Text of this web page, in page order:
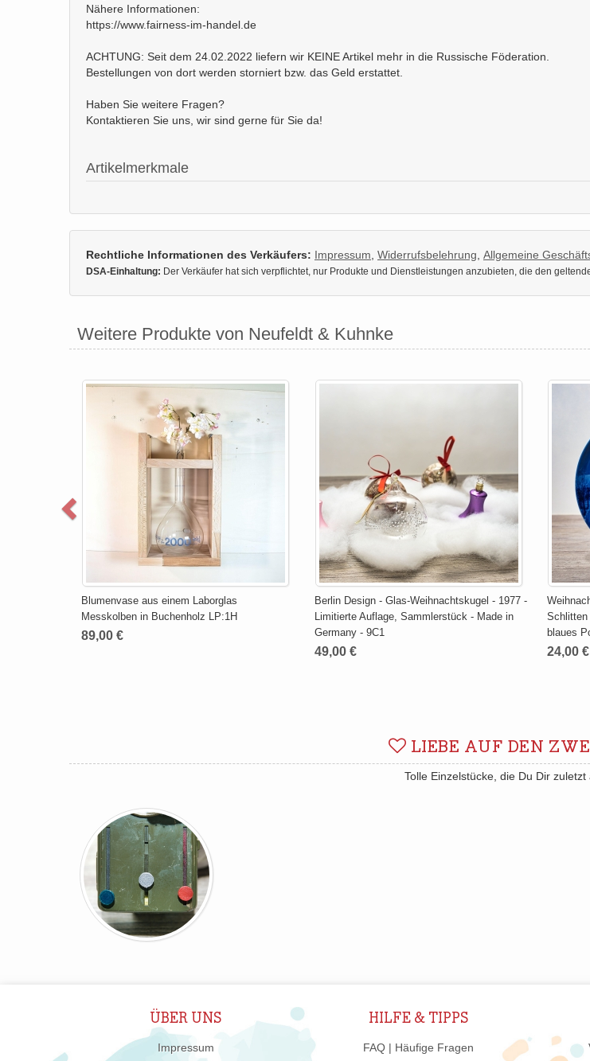
Nähere Informationen:
https://www.fairness-im-handel.de
ACHTUNG: Seit dem 24.02.2022 liefern wir KEINE Artikel mehr in die Russische Föderation.
Bestellungen von dort werden storniert bzw. das Geld erstattet.
Haben Sie weitere Fragen?
Kontaktieren Sie uns, wir sind gerne für Sie da!
Artikelmerkmale
Rechtliche Informationen des Verkäufers: Impressum Widerrufsbelehrung Allgemeine
DSA-Einhaltung: Der Verkäufer hat sich verpflichtet, nur Produkte und Dienstleistungen anzubieten, die den
Weitere Produkte von Neufeldt & Kuhnke
Blumenvase aus einem Laborglas
Messkolben in Buchenholz LP:1H
89,00 €
Berlin Design - Glas-Weihnachtskugel - 1977 -
Limitierte Auflage, Sammlerstück - Made in
Germany - 9C1
49,00 €
Schlitten
blaues
24,00 €
LIEBE AUF DEN
Tolle Einzelstücke, die Du Dir
ÜBER UNS
Impressum
HILFE & TIPPS
FAQ | Häufige Fragen